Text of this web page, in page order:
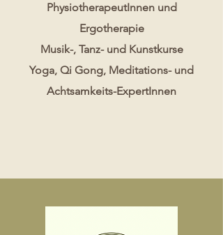
PhysiotherapeutInnen und
Ergotherapie
Musik-, Tanz- und Kunstkurse
Yoga, Qi Gong, Meditations- und
Achtsamkeits-ExpertInnen